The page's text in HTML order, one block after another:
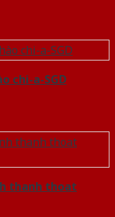
chi-a-SGD
thanh thoat